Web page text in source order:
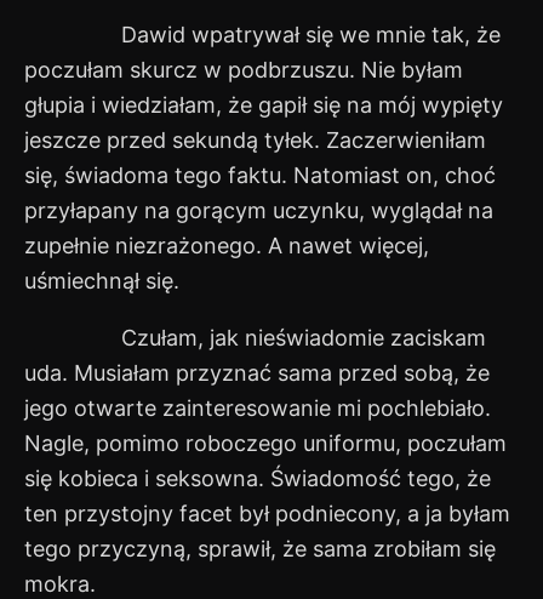
Dawid wpatrywał się we mnie tak, że
poczułam skurcz w podbrzuszu. Nie byłam
głupia i wiedziałam, że gapił się na mój wypięty
jeszcze przed sekundą tyłek. Zaczerwieniłam
się, świadoma tego faktu. Natomiast on, choć
przyłapany na gorącym uczynku, wyglądał na
zupełnie niezrażonego. A nawet więcej,
uśmiechnął się.
Czułam, jak nieświadomie zaciskam
uda. Musiałam przyznać sama przed sobą, że
jego otwarte zainteresowanie mi pochlebiało.
Nagle, pomimo roboczego uniformu, poczułam
się kobieca i seksowna. Świadomość tego, że
ten przystojny facet był podniecony, a ja byłam
tego przyczyną, sprawił, że sama zrobiłam się
mokra.